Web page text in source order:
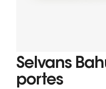
Selvans
portes